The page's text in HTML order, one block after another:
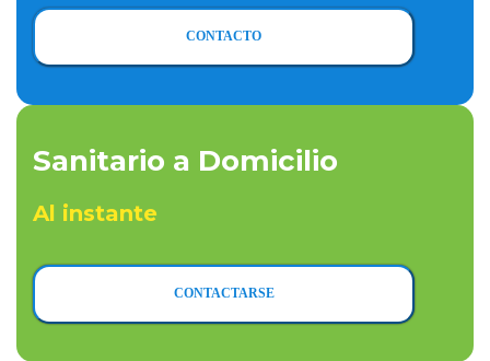
CONTACTO
Sanitario a Domicilio
Al instante
CONTACTARSE